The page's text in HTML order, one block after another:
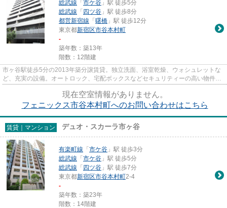
総武線 「 市ケ谷 」駅 徒歩5分
総武線 「 四ツ谷 」駅 徒歩8分
都営新宿線 「 曙橋 」駅 徒歩12分
東京都新宿区市谷本村町
-
築年数：築13年
階数：12階建
市ヶ谷駅徒歩5分の2013年築分譲賃貸。独立洗面、浴室乾燥、ウォシュレットな
ど、充実の設備。オートロック、宅配ボックスなどセキュリティーの高い物件で
現在空室情報がありません。
フェニックス市谷本村町へのお問い合わせはこちら
賃貸｜マンション デュオ・スカーラ市ヶ谷
有楽町線 「 市ケ谷 」駅 徒歩3分
総武線 「 市ケ谷 」駅 徒歩5分
総武線 「 四ツ谷 」駅 徒歩7分
東京都新宿区市谷本村町2-4
-
築年数：築23年
階数：14階建